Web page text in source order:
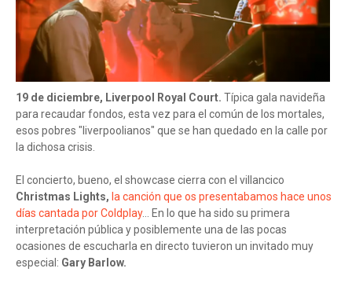
19 de diciembre, Liverpool Royal Court. Típica gala navideña
para recaudar fondos, esta vez para el común de los mortales,
esos pobres "liverpoolianos" que se han quedado en la calle por
la dichosa crisis.
El concierto, bueno, el showcase cierra con el villancico
Christmas Lights, la canción que os presentabamos hace unos
días cantada por Coldplay… En lo que ha sido su primera
interpretación pública y posiblemente una de las pocas
ocasiones de escucharla en directo tuvieron un invitado muy
especial: Gary Barlow.